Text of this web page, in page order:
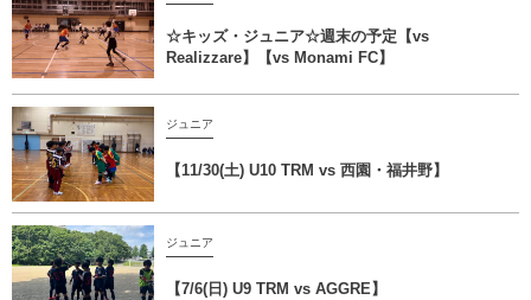
☆キッズ・ジュニア☆週末の予定【vs
Realizzare】【vs Monami FC】
ジュニア
【11/30(土) U10 TRM vs 西園・福井野】
ジュニア
【7/6(日) U9 TRM vs AGGRE】